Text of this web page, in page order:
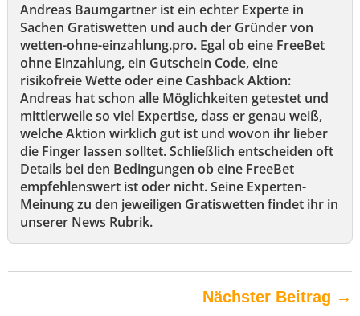
Andreas Baumgartner ist ein echter Experte in
Sachen Gratiswetten und auch der Gründer von
wetten-ohne-einzahlung.pro. Egal ob eine FreeBet
ohne Einzahlung, ein Gutschein Code, eine
risikofreie Wette oder eine Cashback Aktion:
Andreas hat schon alle Möglichkeiten getestet und
mittlerweile so viel Expertise, dass er genau weiß,
welche Aktion wirklich gut ist und wovon ihr lieber
die Finger lassen solltet. Schließlich entscheiden oft
Details bei den Bedingungen ob eine FreeBet
empfehlenswert ist oder nicht. Seine Experten-
Meinung zu den jeweiligen Gratiswetten findet ihr in
unserer News Rubrik.
Nächster Beitrag →